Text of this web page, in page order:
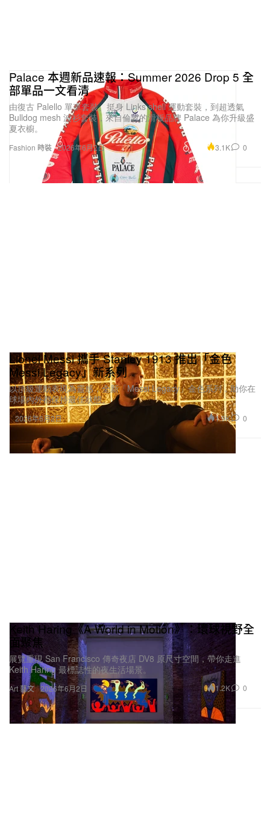
Fashion 時裝
Palace 本週新品速報：Summer 2026 Drop 5 全
部單品一文看清
由復古 Palello 單車套裝、挺身 Links shell 運動套裝，到超透氣
Bulldog mesh 波衫套裝，來自倫敦的滑板品牌 Palace 為你升級盛
夏衣櫥。
2026年6月2日 3.1K 0
Lionel Messi 攜手 Stanley 1913 推出「金色
Messi Legacy」新系列
以頂級運動表現為靈感，全新「Messi Legacy」金色系列，助你在
球場內外都保持最佳狀態。
2026年6月2日 1.9K 0
Art 藝文
Keith Haring《A World in Motion》：環球視野全
面聚焦
展覽重現 San Francisco 傳奇夜店 DV8 原尺寸空間，帶你走進
Keith Haring 最標誌性的夜生活場景。
2026年6月2日 1.2K 0